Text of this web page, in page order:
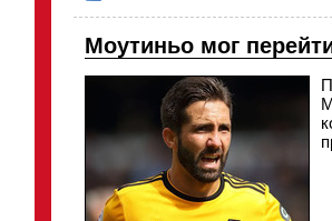
Моутиньо мог